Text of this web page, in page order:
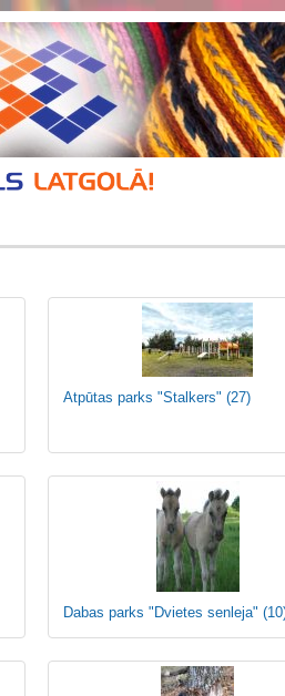
Atpūtas parks "Stalkers" (27)
Dabas parks "Dvietes senleja"